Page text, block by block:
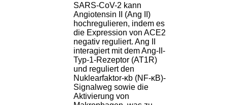
SARS-CoV-2 kann
Angiotensin II (Ang II)
hochregulieren, indem es
die Expression von ACE2
negativ reguliert. Ang II
interagiert mit dem Ang-II-
Typ-1-Rezeptor (AT1R)
und reguliert den
Nuklearfaktor-κb (NF-κB)-
Signalweg sowie die
Aktivierung von